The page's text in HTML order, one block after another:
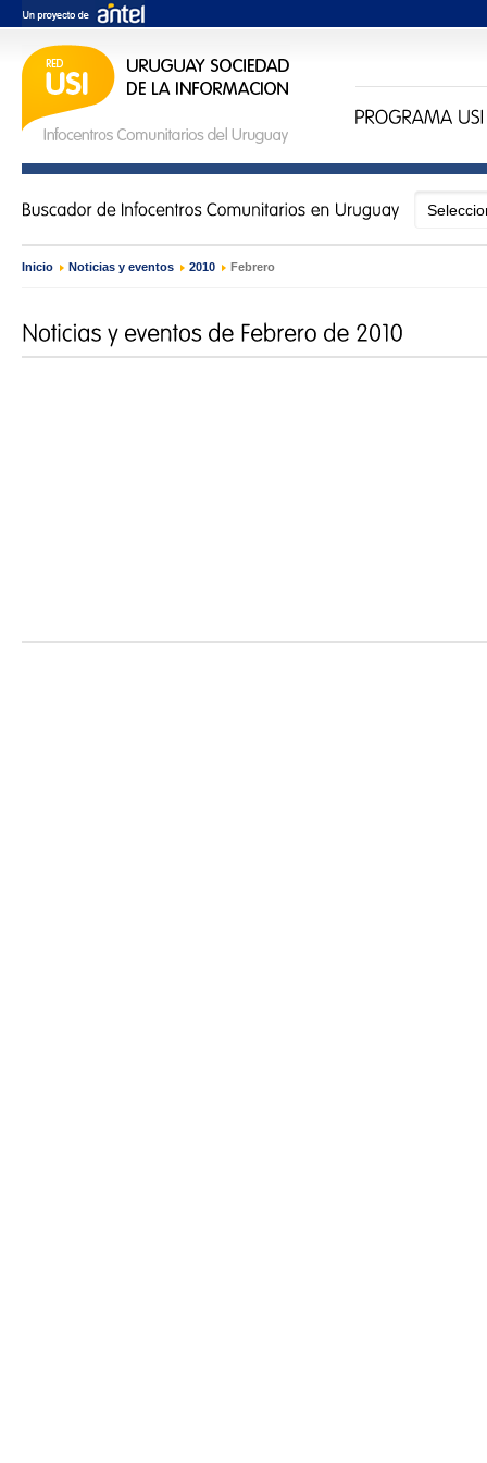
Inicio › Noticias y eventos › 2010 › Febrero